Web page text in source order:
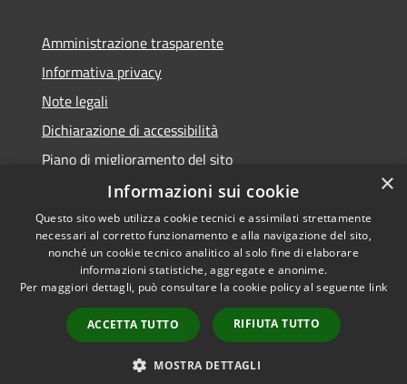
Amministrazione trasparente
Informativa privacy
Note legali
Dichiarazione di accessibilità
Piano di miglioramento del sito
Accessibilità
Privacy
Mappa del sito
Feedback Accessibilità
Copyright © 2026 • Comune di
Viano • Powered by
Municipium•Accesso
redazione
×
Informazioni sui cookie
Questo sito web utilizza cookie tecnici e assimilati strettamente
necessari al corretto funzionamento e alla navigazione del sito,
nonché un cookie tecnico analitico al solo fine di elaborare
informazioni statistiche, aggregate e anonime.
Per maggiori dettagli, può consultare la cookie policy al seguente link
ACCETTA TUTTO RIFIUTA TUTTO
MOSTRA DETTAGLI